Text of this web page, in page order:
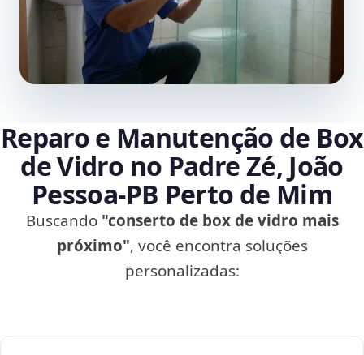
Reparo e Manutenção de Box
de Vidro no Padre Zé, João
Pessoa‑PB Perto de Mim
Buscando "conserto de box de vidro mais
próximo", você encontra soluções
personalizadas: